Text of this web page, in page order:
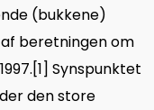
(bukkene)
beretningen om
[1] Synspunktet
den store